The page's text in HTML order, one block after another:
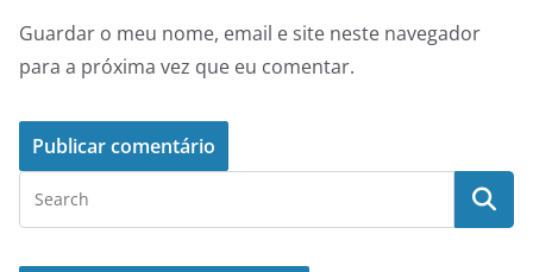
Guardar o meu nome, email e site neste navegador
para a próxima vez que eu comentar.